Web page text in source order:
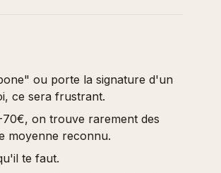
ou porte la signature d'un
ce sera frustrant.
70€, on trouve rarement des
moyenne reconnu.
te faut.